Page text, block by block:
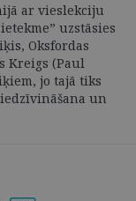
ar vieslekciju
uzstāsies
Oksfordas
Kreigs (Paul
jo tajā tiks
un